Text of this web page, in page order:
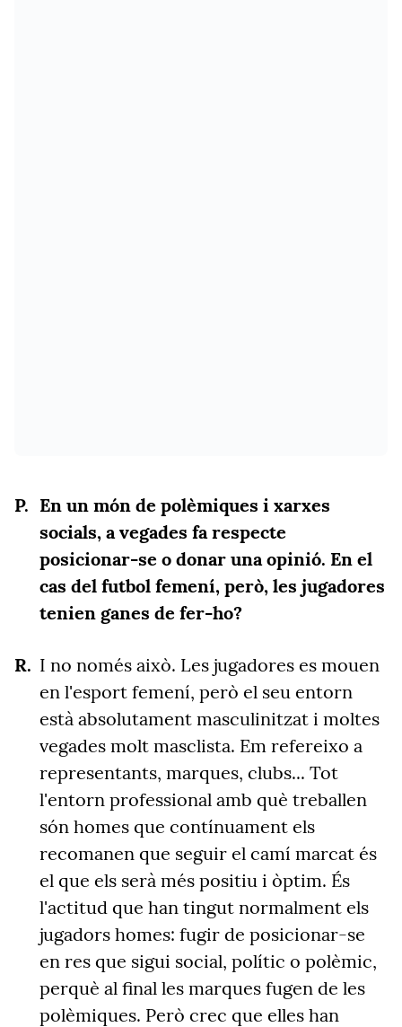
En un món de polèmiques i xarxes
socials, a vegades fa respecte
posicionar-se o donar una opinió. En el
cas del futbol femení, però, les jugadores
tenien ganes de fer-ho?
I no només això. Les jugadores es mouen
en l'esport femení, però el seu entorn
està absolutament masculinitzat i moltes
vegades molt masclista. Em refereixo a
representants, marques, clubs... Tot
l'entorn professional amb què treballen
són homes que contínuament els
recomanen que seguir el camí marcat és
el que els serà més positiu i òptim. És
l'actitud que han tingut normalment els
jugadors homes: fugir de posicionar-se
en res que sigui social, polític o polèmic,
perquè al final les marques fugen de les
polèmiques. Però crec que elles han